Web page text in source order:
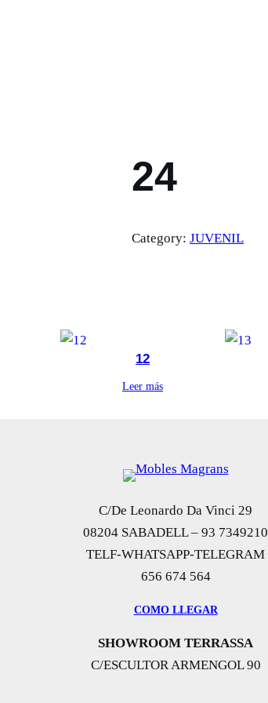
24
Category: JUVENIL
12
Leer más
C/De Leonardo Da Vinci 29
08204 SABADELL – 93 7349210
TELF-WHATSAPP-TELEGRAM
656 674 564
COMO LLEGAR
SHOWROOM TERRASSA
C/ESCULTOR ARMENGOL 90